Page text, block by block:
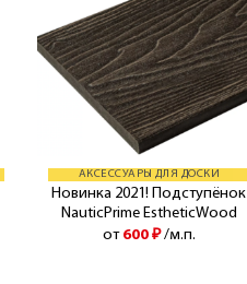
АКСЕССУАРЫ ДЛЯ ДОСКИ
Новинка 2021! Подступёнок
NauticPrime EstheticWood
от 600 ₽ /м.п.